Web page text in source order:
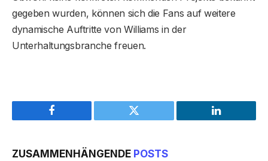
gegeben wurden, können sich die Fans auf weitere
dynamische Auftritte von Williams in der
Unterhaltungsbranche freuen.
Facebook Twitter LinkedIn
ZUSAMMENHÄNGENDE POSTS